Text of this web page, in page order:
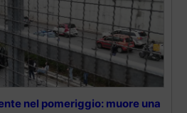
nel pomeriggio: muore una